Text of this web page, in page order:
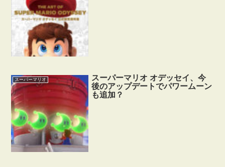
スーパーマリオ
スーパーマリオ オデッセイ、今
後のアップデートでパワームーン
も追加？